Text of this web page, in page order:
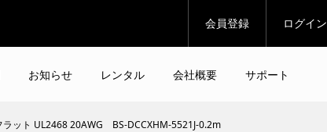
会員登録 ログイン
お知らせ レンタル 会社概要 サポート
ット UL2468 20AWG BS-DCCXHM-5521J-0.2m